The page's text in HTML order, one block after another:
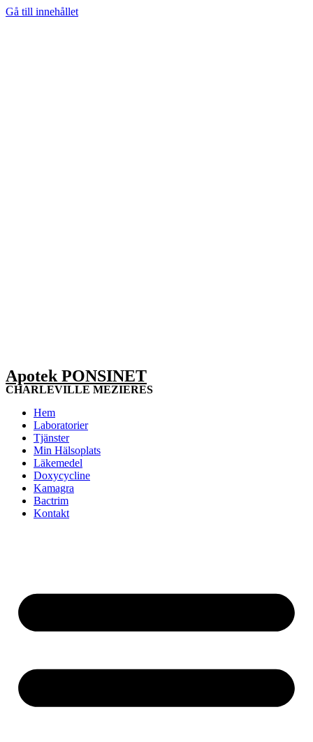
Gå till innehållet
Apotek PONSINET
CHARLEVILLE MEZIERES
Hem
Laboratorier
Tjänster
Min Hälsoplats
Läkemedel
Doxycycline
Kamagra
Bactrim
Kontakt